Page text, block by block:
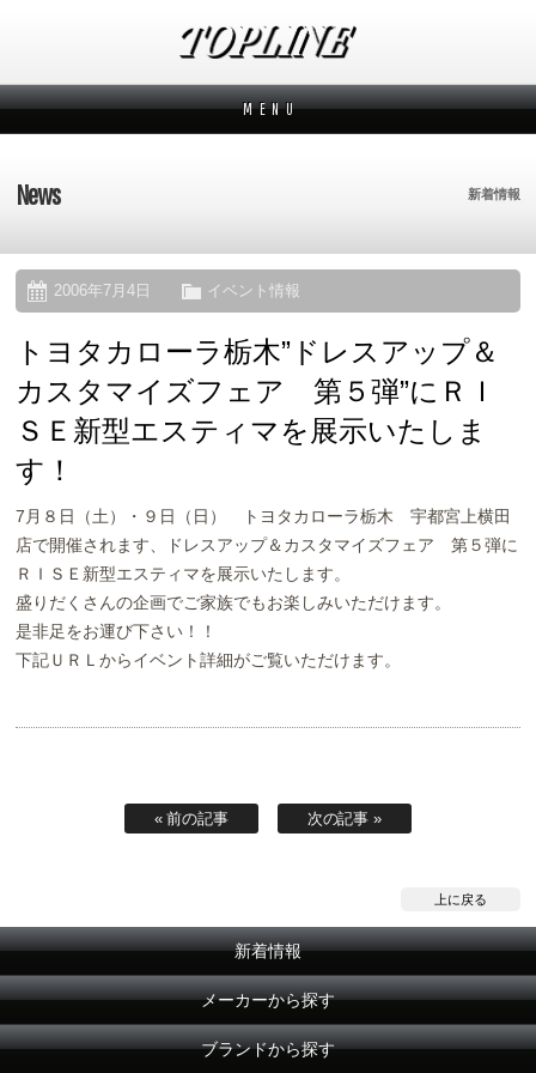
M E N U
ブランドから探す
How to order
オーダー方法
ムービー
よくあるご質問
お問い合わせ
News 新着情報
2006年7月4日 イベント情報
トヨタカローラ栃木”ドレスアップ＆
カスタマイズフェア 第５弾”にＲＩ
ＳＥ新型エスティマを展示いたしま
す！
7月８日（土）・９日（日） トヨタカローラ栃木 宇都宮上横田
店で開催されます、ドレスアップ＆カスタマイズフェア 第５弾に
ＲＩＳＥ新型エスティマを展示いたします。
盛りだくさんの企画でご家族でもお楽しみいただけます。
是非足をお運び下さい！！
下記ＵＲＬからイベント詳細がご覧いただけます。
« 前の記事 次の記事 »
上に戻る
新着情報
メーカーから探す
ブランドから探す